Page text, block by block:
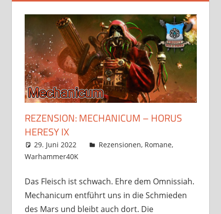
REZENSION: MECHANICUM – HORUS
HERESY IX
29. Juni 2022 Frosty
Rezensionen, Romane,
Warhammer40K
Das Fleisch ist schwach. Ehre dem Omnissiah.
Mechanicum entführt uns in die Schmieden
des Mars und bleibt auch dort. Die